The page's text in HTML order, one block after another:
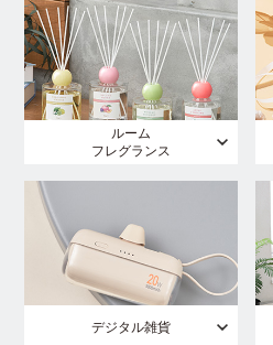
ルーム
フレグランス
デジタル雑貨